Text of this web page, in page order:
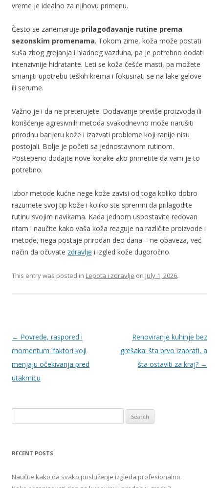
vreme je idealno za njihovu primenu.
Često se zanemaruje prilagođavanje rutine prema
sezonskim promenama. Tokom zime, koža može postati
suša zbog grejanja i hladnog vazduha, pa je potrebno dodati
intenzivnije hidratante. Leti se koža češće masti, pa možete
smanjiti upotrebu teških krema i fokusirati se na lake gelove
ili serume.
Važno je i da ne preterujete. Dodavanje previše proizvoda ili
korišćenje agresivnih metoda svakodnevno može narušiti
prirodnu barijeru kože i izazvati probleme koji ranije nisu
postojali. Bolje je početi sa jednostavnom rutinom.
Postepeno dodajte nove korake ako primetite da vam je to
potrebno.
Izbor metode kućne nege kože zavisi od toga koliko dobro
razumete svoj tip kože i koliko ste spremni da prilagodite
rutinu svojim navikama. Kada jednom uspostavite redovan
ritam i naučite kako vaša koža reaguje na različite proizvode i
metode, nega postaje prirodan deo dana – ne obaveza, već
način da očuvate zdravlje i izgled kože dugoročno.
This entry was posted in Lepota i zdravlje on July 1, 2026.
Post
navigation
← Povrede, raspored i
momentum: faktori koji
menjaju očekivanja pred
utakmicu
Renoviranje kuhinje bez
grešaka: šta prvo izabrati, a
šta ostaviti za kraj? →
e
r
h
f
RECENT POSTS
Naučite kako da svako posluženje izgleda profesionalno